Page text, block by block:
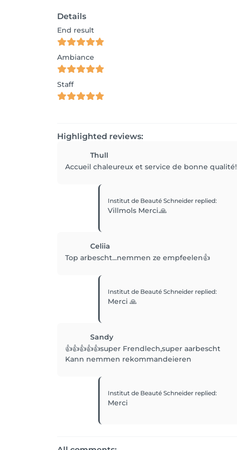
Details
End result
Ambiance
Staff
Highlighted reviews:
Thull
Accueil chaleureux et service de bonne qualité!
Institut de Beauté Schneider replied:
Villmols Merci.🙏
Celiia
Top arbescht...nemmen ze empfeelen👍
Institut de Beauté Schneider replied:
Merci 🙏
Sandy
👍👍👍👍👍super Frendlech,super aarbescht
Kann nemmen rekommandeieren
Institut de Beauté Schneider replied:
Merci